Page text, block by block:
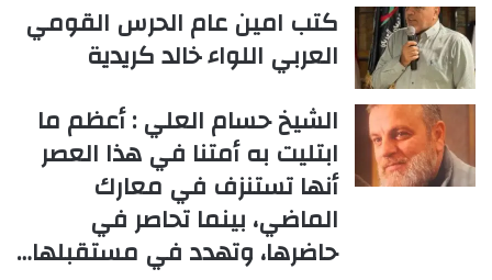
كتب امين عام الحرس القومي
العربي اللواء خالد كريدية
الشيخ حسام العلي : أعظم ما
ابتليت به أمتنا في هذا العصر
أنها تستنزف في معارك
الماضي، بينما تحاصر في
حاضرها، وتهدد في مستقبلها…